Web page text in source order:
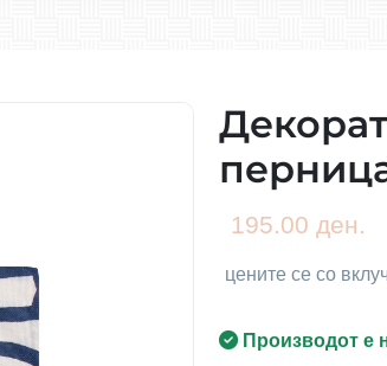
195.00 ден.
цените се со
Производот е